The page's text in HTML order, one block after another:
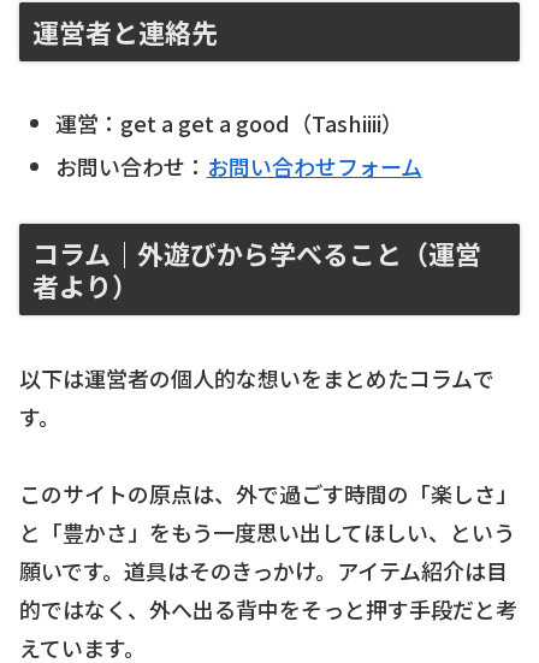
運営者と連絡先
運営：get a get a good（Tashiiii）
お問い合わせ： お問い合わせフォーム
コラム｜外遊びから学べること（運営
者より）
以下は運営者の個人的な想いをまとめたコラムで
す。
このサイトの原点は、外で過ごす時間の「楽しさ」
と「豊かさ」をもう一度思い出してほしい、という
願いです。道具はそのきっかけ。アイテム紹介は目
的ではなく、外へ出る背中をそっと押す手段だと考
えています。